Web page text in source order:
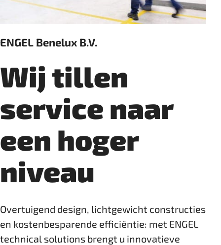
ENGEL Benelux B.V.
Wij tillen
service naar
een hoger
niveau
Overtuigend design, lichtgewicht constructies
en kostenbesparende efficiëntie: met ENGEL
technical solutions brengt u innovatieve